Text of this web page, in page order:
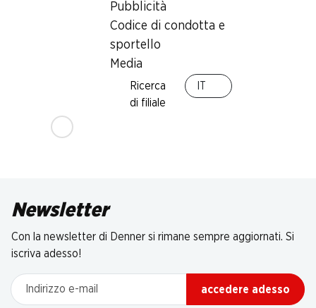
Pubblicità
Codice di condotta e
sportello
Media
Ricerca
di filiale
Newsletter
Con la newsletter di Denner si rimane sempre aggiornati. Si
iscriva adesso!
Indirizzo e-mail
accedere adesso